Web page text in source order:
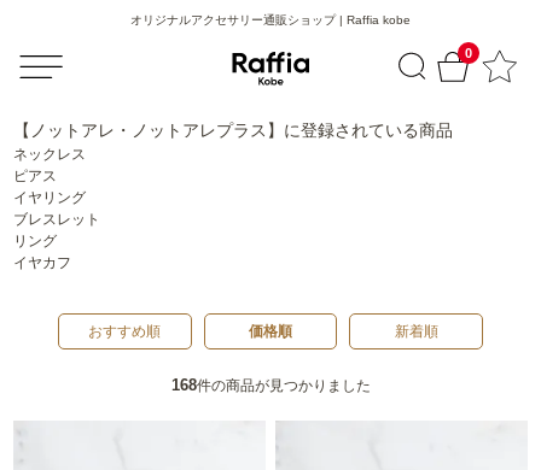
0
オリジナルアクセサリー通販ショップ | Raffia kobe
【ノットアレ・ノットアレプラス】 に登録されている商品
ネックレス
ピアス
イヤリング
ブレスレット
リング
イヤカフ
おすすめ順 価格順 新着順
168件の商品が見つかりました